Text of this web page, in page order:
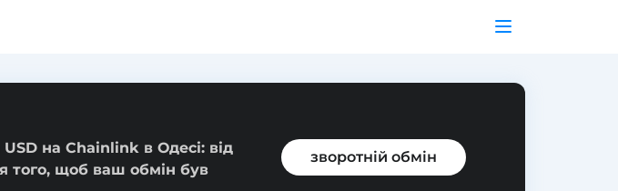
на Chainlink в Одесі: від
того, щоб ваш обмін був
зворотній обмін